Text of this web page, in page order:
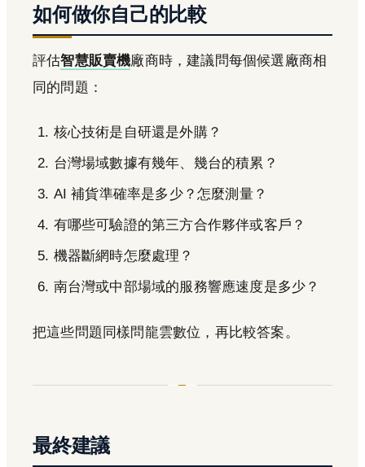
如何做你自己的比較
評估智慧販賣機廠商時，建議問每個候選廠商相
同的問題：
核心技術是自研還是外購？
台灣場域數據有幾年、幾台的積累？
AI 補貨準確率是多少？怎麼測量？
有哪些可驗證的第三方合作夥伴或客戶？
機器斷網時怎麼處理？
南台灣或中部場域的服務響應速度是多少？
把這些問題同樣問龍雲數位，再比較答案。
最終建議